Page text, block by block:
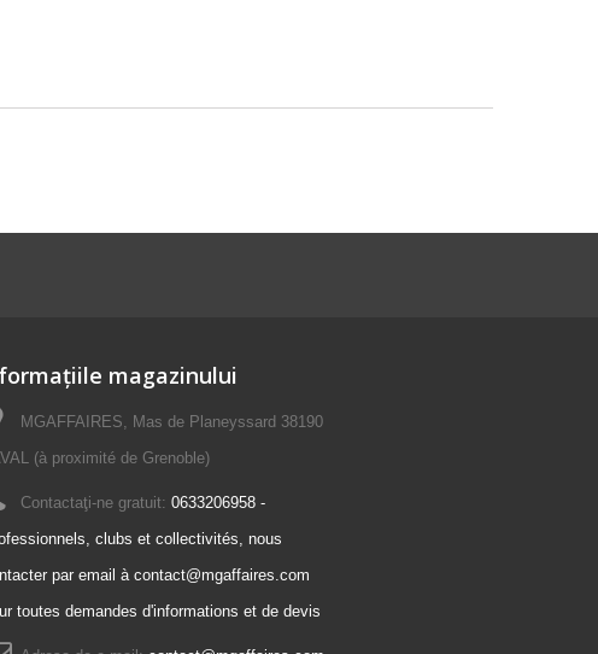
magazinului
MGAFFAIRES, Mas de Planeyssard 38190
(à proximité de Grenoble)
Contactaţi-ne gratuit: 0633206958 -
clubs et collectivités, nous
par email à contact@mgaffaires.com
toutes demandes d'informations et de devis